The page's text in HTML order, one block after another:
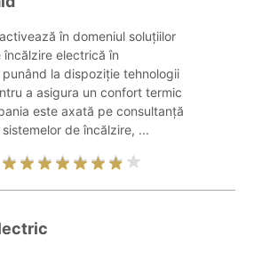
în domeniul soluțiilor
încălzire electrică în
la dispoziție tehnologii
a asigura un confort termic
este axată pe consultanță
de încălzire, ...